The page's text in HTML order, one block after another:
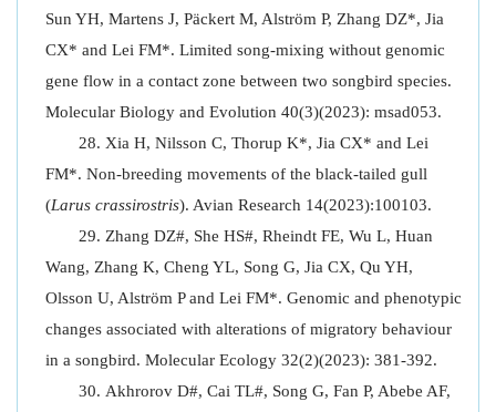
Sun YH, Martens J, Päckert M, Alström P, Zhang DZ*, Jia
CX* and Lei FM*. Limited song-mixing without genomic
gene flow in a contact zone between two songbird species.
Molecular Biology and Evolution 40(3)(2023): msad053.
Xia H, Nilsson C, Thorup K*, Jia CX* and Lei
FM*. Non-breeding movements of the black-tailed gull
(Larus crassirostris). Avian Research 14(2023):100103.
Zhang DZ#, She HS#, Rheindt FE, Wu L, Huan
Wang, Zhang K, Cheng YL, Song G, Jia CX, Qu YH,
Olsson U, Alström P and Lei FM*. Genomic and phenotypic
changes associated with alterations of migratory behaviour
in a songbird. Molecular Ecology 32(2)(2023): 381-392.
Akhrorov D#, Cai TL#, Song G, Fan P, Abebe AF,